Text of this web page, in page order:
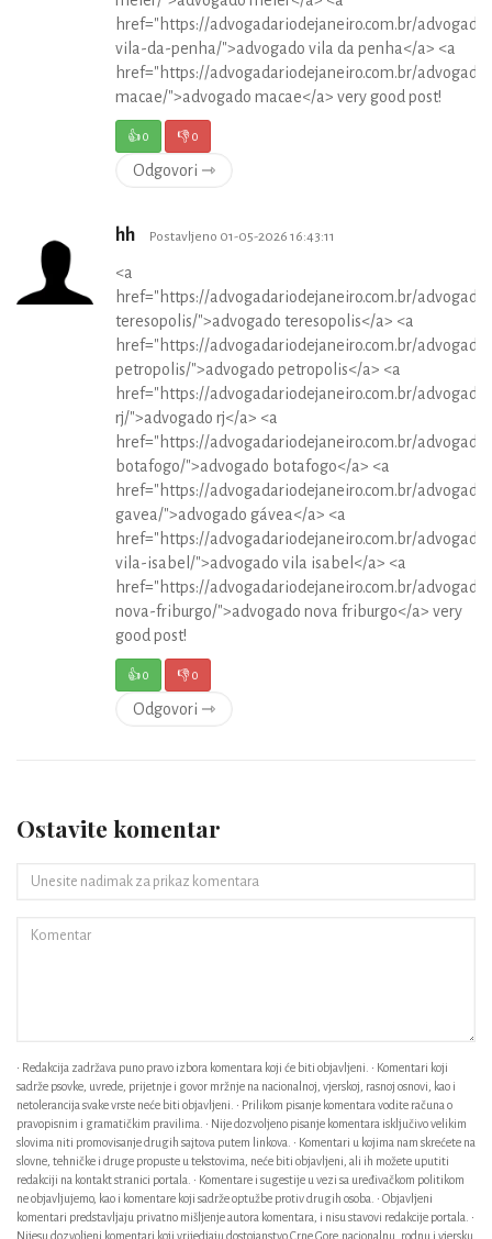
href="https://advogadariodejaneiro.com.br/advogado-
vila-da-penha/">advogado vila da penha</a> <a
href="https://advogadariodejaneiro.com.br/advogado-
macae/">advogado macae</a> very good post!
👍0 👎0
Odgovori ⇾
hh Postavljeno 01-05-2026 16:43:11
<a
href="https://advogadariodejaneiro.com.br/advogado-
teresopolis/">advogado teresopolis</a> <a
href="https://advogadariodejaneiro.com.br/advogado-
petropolis/">advogado petropolis</a> <a
href="https://advogadariodejaneiro.com.br/advogado-
rj/">advogado rj</a> <a
href="https://advogadariodejaneiro.com.br/advogado-
botafogo/">advogado botafogo</a> <a
href="https://advogadariodejaneiro.com.br/advogado-
gavea/">advogado gávea</a> <a
href="https://advogadariodejaneiro.com.br/advogado-
vila-isabel/">advogado vila isabel</a> <a
href="https://advogadariodejaneiro.com.br/advogado-
nova-friburgo/">advogado nova friburgo</a> very
good post!
👍0 👎0
Odgovori ⇾
Ostavite komentar
• Redakcija zadržava puno pravo izbora komentara koji će biti objavljeni. • Komentari koji
sadrže psovke, uvrede, prijetnje i govor mržnje na nacionalnoj, vjerskoj, rasnoj osnovi, kao i
netolerancija svake vrste neće biti objavljeni. • Prilikom pisanje komentara vodite računa o
pravopisnim i gramatičkim pravilima. • Nije dozvoljeno pisanje komentara isključivo velikim
slovima niti promovisanje drugih sajtova putem linkova. • Komentari u kojima nam skrećete na
slovne, tehničke i druge propuste u tekstovima, neće biti objavljeni, ali ih možete uputiti
redakciji na kontakt stranici portala. • Komentare i sugestije u vezi sa uređivačkom politikom
ne objavljujemo, kao i komentare koji sadrže optužbe protiv drugih osoba. • Objavljeni
komentari predstavljaju privatno mišljenje autora komentara, i nisu stavovi redakcije portala. •
Nijesu dozvoljeni komentari koji vrijedjaju dostojanstvo Crne Gore,nacionalnu ,rodnu i vjersku